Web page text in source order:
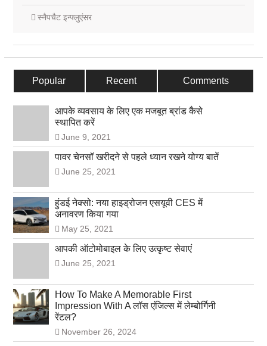
स्नैपचैट इन्फ्लुएंसर
Popular Recent Comments
आपके व्यवसाय के लिए एक मजबूत ब्रांड कैसे
स्थापित करें
June 9, 2021
पावर चेनसॉ खरीदने से पहले ध्यान रखने योग्य बातें
June 25, 2021
हुंडई नेक्सो: नया हाइड्रोजन एसयूवी CES में
अनावरण किया गया
May 25, 2021
आपकी ऑटोमोबाइल के लिए उत्कृष्ट सेवाएं
June 25, 2021
How To Make A Memorable First
Impression With A लॉस एंजिल्स में लेम्बोर्गिनी
रेंटल?
November 26, 2024